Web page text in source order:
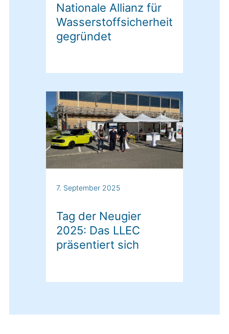
Nationale Allianz für
Wasserstoffsicherheit
gegründet
7. September 2025
Tag der Neugier
2025: Das LLEC
präsentiert sich